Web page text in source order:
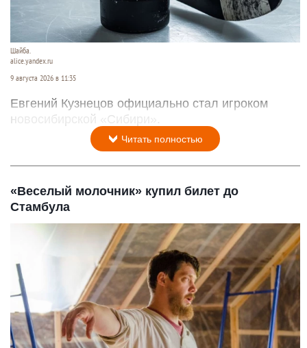
Шайба.
alice.yandex.ru
9 августа 2026 в 11:35
Евгений Кузнецов официально стал игроком
новосибирской «Сибири».
Читать полностью
«Веселый молочник» купил билет до
Стамбула